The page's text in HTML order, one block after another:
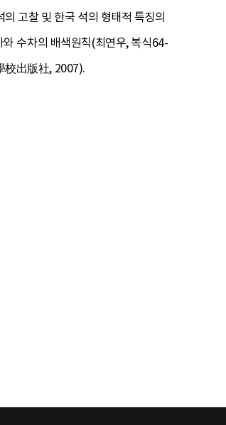
고찰 및 한국 석의 형태적 특징의
수차의 배색원칙(최연우, 복식64-
校出版社, 2007).